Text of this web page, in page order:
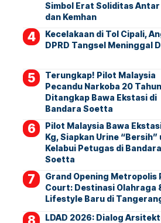
Simbol Erat Soliditas Antar
dan Kemhan
Kecelakaan di Tol Cipali,
DPRD Tangsel Meninggal
Terungkap! Pilot Malaysia
Pecandu Narkoba 20
Ditangkap Bawa Ekstasi di
Bandara Soetta
Pilot Malaysia Bawa
Kg, Siapkan Urine “Bersih”
Kelabui Petugas di Bandara
Soetta
Grand Opening Metropolis
Court: Destinasi Olahraga
Lifestyle Baru di
LDAD 2026: Dialog